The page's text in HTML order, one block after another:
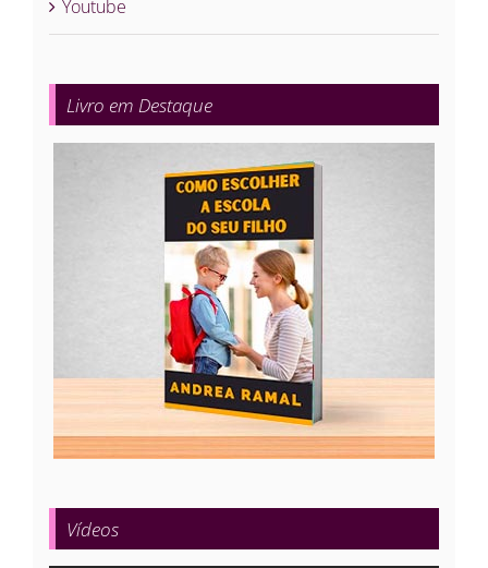
Youtube
Livro em Destaque
Vídeos